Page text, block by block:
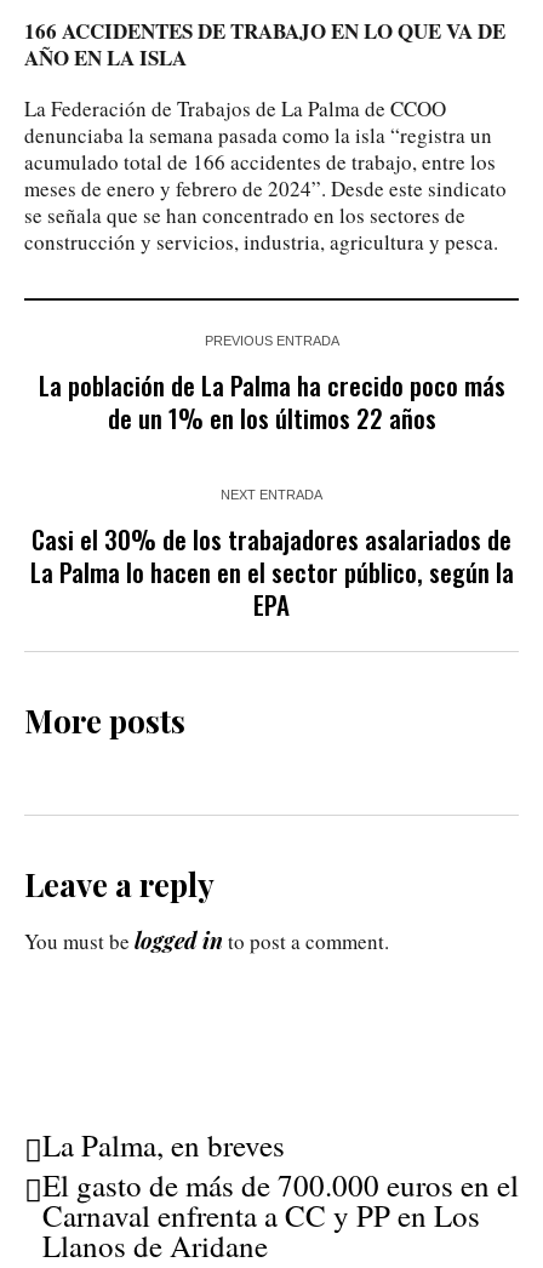
166 ACCIDENTES DE TRABAJO EN LO QUE VA DE
AÑO EN LA ISLA
La Federación de Trabajos de La Palma de CCOO
denunciaba la semana pasada como la isla “registra un
acumulado total de 166 accidentes de trabajo, entre los
meses de enero y febrero de 2024”. Desde este sindicato
se señala que se han concentrado en los sectores de
construcción y servicios, industria, agricultura y pesca.
PREVIOUS ENTRADA
La población de La Palma ha crecido poco más
de un 1% en los últimos 22 años
NEXT ENTRADA
Casi el 30% de los trabajadores asalariados de
La Palma lo hacen en el sector público, según la
EPA
More posts
Leave a reply
You must be logged in to post a comment.
La Palma, en breves
El gasto de más de 700.000 euros en el
Carnaval enfrenta a CC y PP en Los
Llanos de Aridane